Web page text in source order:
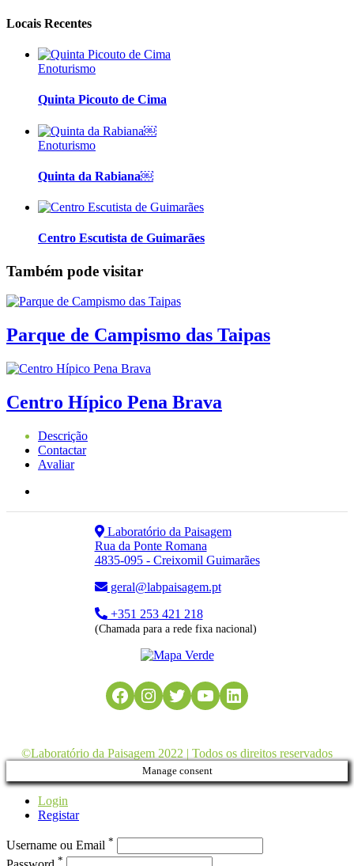
Locais Recentes
Enoturismo
Quinta Picouto de Cima
Enoturismo
Quinta da Rabiana￼
Centro Escutista de Guimarães
Também pode visitar
Parque de Campismo das Taipas
Centro Hípico Pena Brava
Descrição
Contactar
Avaliar
Laboratório da Paisagem
Rua da Ponte Romana
4835-095 - Creixomil Guimarães
geral@labpaisagem.pt
+351 253 421 218
(Chamada para a rede fixa nacional)
Facebook
Instagram
TwitterYouTubeLinkedIn
©Laboratório da Paisagem 2022 | Todos os direitos reservados
Manage consent
Login
Registar
Username ou Email *
*